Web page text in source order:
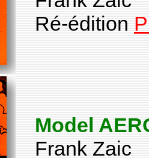
Ré-édition
Model
Frank Zaic